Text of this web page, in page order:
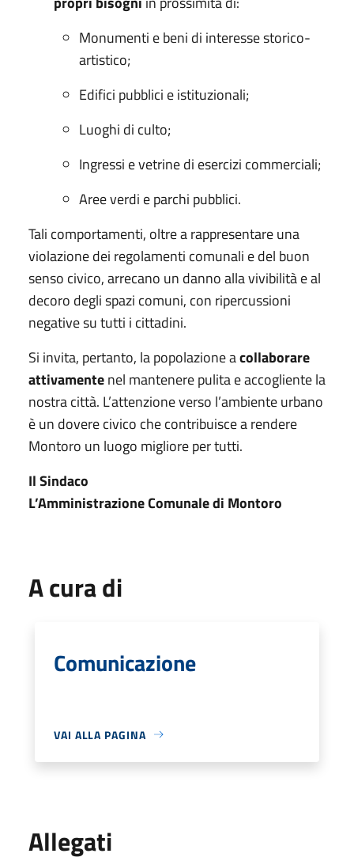
Monumenti e beni di interesse storico-
artistico;
Edifici pubblici e istituzionali;
Luoghi di culto;
Ingressi e vetrine di esercizi commerciali;
Aree verdi e parchi pubblici.
Tali comportamenti, oltre a rappresentare una
violazione dei regolamenti comunali e del buon
senso civico, arrecano un danno alla vivibilità e al
decoro degli spazi comuni, con ripercussioni
negative su tutti i cittadini.
Si invita, pertanto, la popolazione acollaborare
attivamentenel mantenere pulita e accogliente la
nostra città. L’attenzione verso l’ambiente urbano
è un dovere civico che contribuisce a rendere
Montoro un luogo migliore per tutti.
Il Sindaco
L’Amministrazione Comunale di Montoro
A cura di
Comunicazione
VAI ALLA PAGINA
Allegati